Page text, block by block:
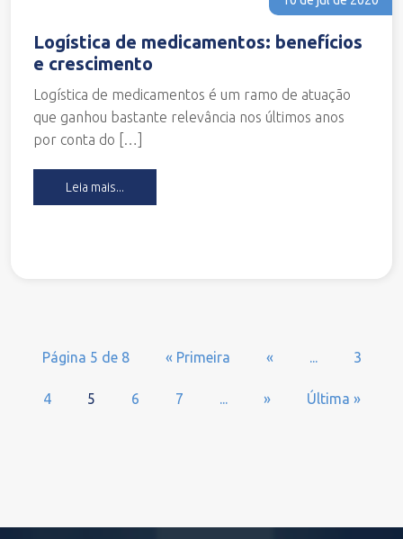
Logística de medicamentos: benefícios
e crescimento
Logística de medicamentos é um ramo de atuação
que ganhou bastante relevância nos últimos anos
por conta do […]
Leia mais...
Página 5 de 8 « Primeira « ... 3
4 5 6 7 ... » Última »